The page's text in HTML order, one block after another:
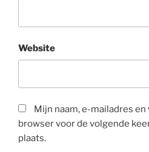
Website
Mijn naam, e-mailadres
browser voor de volgende
plaats.